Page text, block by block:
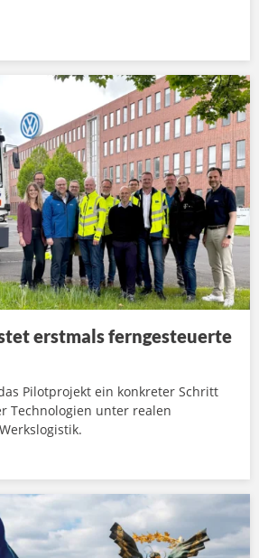
erstmals ferngesteuerte
Pilotprojekt ein konkreter Schritt
Technologien unter realen